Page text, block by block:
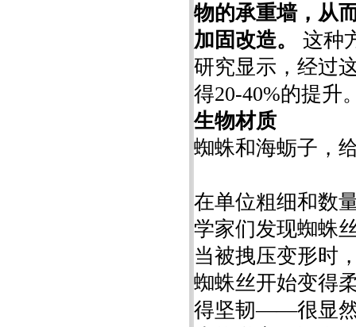
物的承重墙，从
加固改造。
这种
研究显示，经过
得20-40%的提升
生物材质
蜘蛛和海蛎子，
在单位粗细和数
学家们发现蜘蛛
当被拽压变形时
蜘蛛丝开始变得
得坚韧——很显然